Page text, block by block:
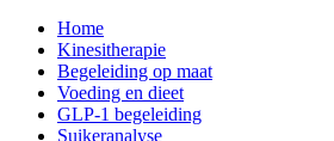
Home
Kinesitherapie
Begeleiding op maat
Voeding en dieet
GLP-1 begeleiding
Suikeranalyse